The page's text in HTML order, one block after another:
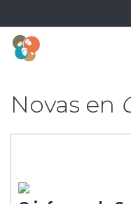
to
content
Novas en